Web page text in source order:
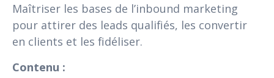
Maîtriser les bases de l’inbound marketing
pour attirer des leads qualifiés, les convertir
en clients et les fidéliser.
Contenu :